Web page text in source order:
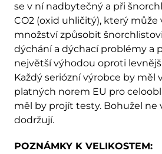
se v ní nadbytečný a při
CO2 (oxid uhličitý), který může
množství způsobit
dýchání a dýchací problémy a
největší výhodou oproti
Každý seriózní výrobce by měl
platných norem EU pro
měl by projít testy. Bohužel ne
dodržují.
POZNÁMKY K VELIKOSTEM: